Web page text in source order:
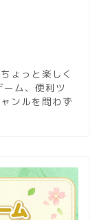
ょっと楽しく
ム、便利ツ
ンルを問わず